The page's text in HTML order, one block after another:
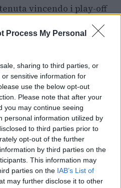
Process My Personal
sharing to third parties, or
sensitive information for
use the below opt-out
Please note that after your
you may continue seeing
personal information utilized by
to third parties prior to
opt-out of the further
by third parties on the
This information may
parties on the IAB’s List of
may further disclose it to other
vincendo i play-off
nella massima serie fu
la Scaligera venne
tifosi, la curva
Locuracontinua a
casa e in trasferta,
tra città e squadra.
di come una
mantenendo memoria
2026.